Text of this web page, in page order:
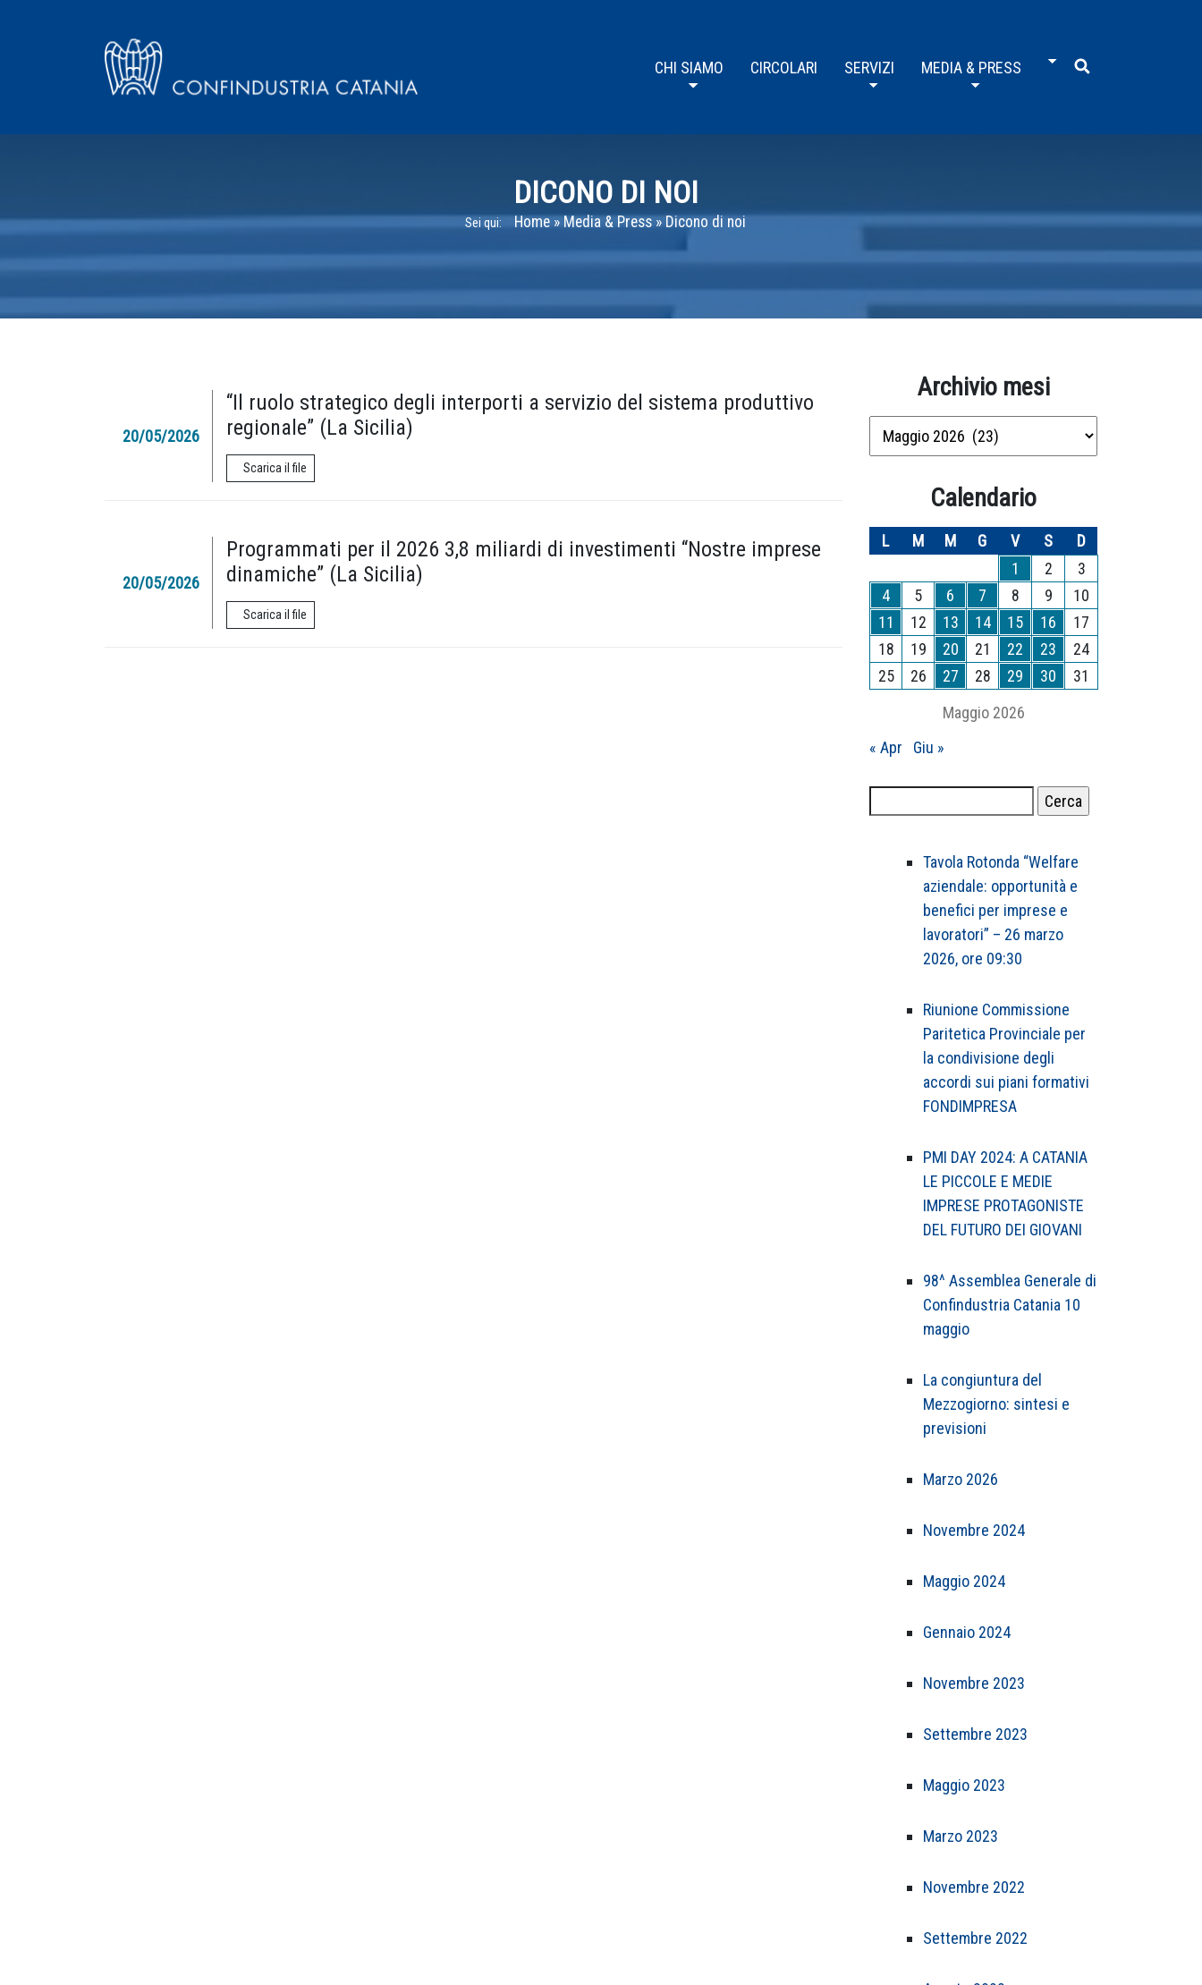
CHI SIAMO CIRCOLARI SERVIZI MEDIA & PRESS
DICONO DI NOI
Sei qui: Home » Media & Press » Dicono di noi
20/05/2026
“Il ruolo strategico degli interporti a servizio del sistema produttivo
regionale” (La Sicilia)
Scarica il file
20/05/2026
Programmati per il 2026 3,8 miliardi di investimenti “Nostre imprese
dinamiche” (La Sicilia)
Scarica il file
Archivio mesi
Archivio
mesi
Calendario
Maggio 2026
L M M G V S
D
1
2
3
4
5 6 7 8 9
10
11
12 13 14 15 16
17
18
19 20 21 22 23
24
25
26 27 28 29 30 31
« Apr Giu »
per:
Tavola Rotonda “Welfare
aziendale: opportunità e
benefici per imprese e
lavoratori” – 26 marzo
2026, ore 09:30
Riunione Commissione
Paritetica Provinciale per
la condivisione degli
accordi sui piani formativi
FONDIMPRESA
PMI DAY 2024: A CATANIA
LE PICCOLE E MEDIE
IMPRESE PROTAGONISTE
DEL FUTURO DEI GIOVANI
98^ Assemblea Generale di
Confindustria Catania 10
maggio
La congiuntura del
Mezzogiorno: sintesi e
previsioni
Marzo 2026
Novembre 2024
Maggio 2024
Gennaio 2024
Novembre 2023
Settembre 2023
Maggio 2023
Marzo 2023
Novembre 2022
Settembre 2022